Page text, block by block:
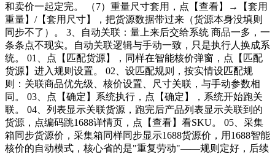
和卖价一起定完。 （7）重量尺寸套用，点【查看】→【套用
重量】/【套用尺寸】，把货源数据带过来（货源本身没填则
同步不了）。 3、自动关联：量上来后交给系统 商品一多，一
条条点不现实。自动关联逻辑与手动一致，只是执行人换成系
统。 01、点【匹配货源】，同样在智能核价弹窗，点【匹配
货源】进入规则设置。 02、设匹配规则，按实情设匹配规
则：关联商品优先级、核价设置、尺寸关联，与手动参数相
同。 03、点【确定】系统执行，点【确定】，系统开始跑关
联。 04、列表显示关联货源，跑完后产品列表显示关联到的
货源，点编码跳1688详情页，点【查看】看SKU。 05、采集
箱同步货源价，采集箱同样同步显示1688货源价，用1688智能
核价的自动模式，核心省的是"重复劳动"——规则定好，后续